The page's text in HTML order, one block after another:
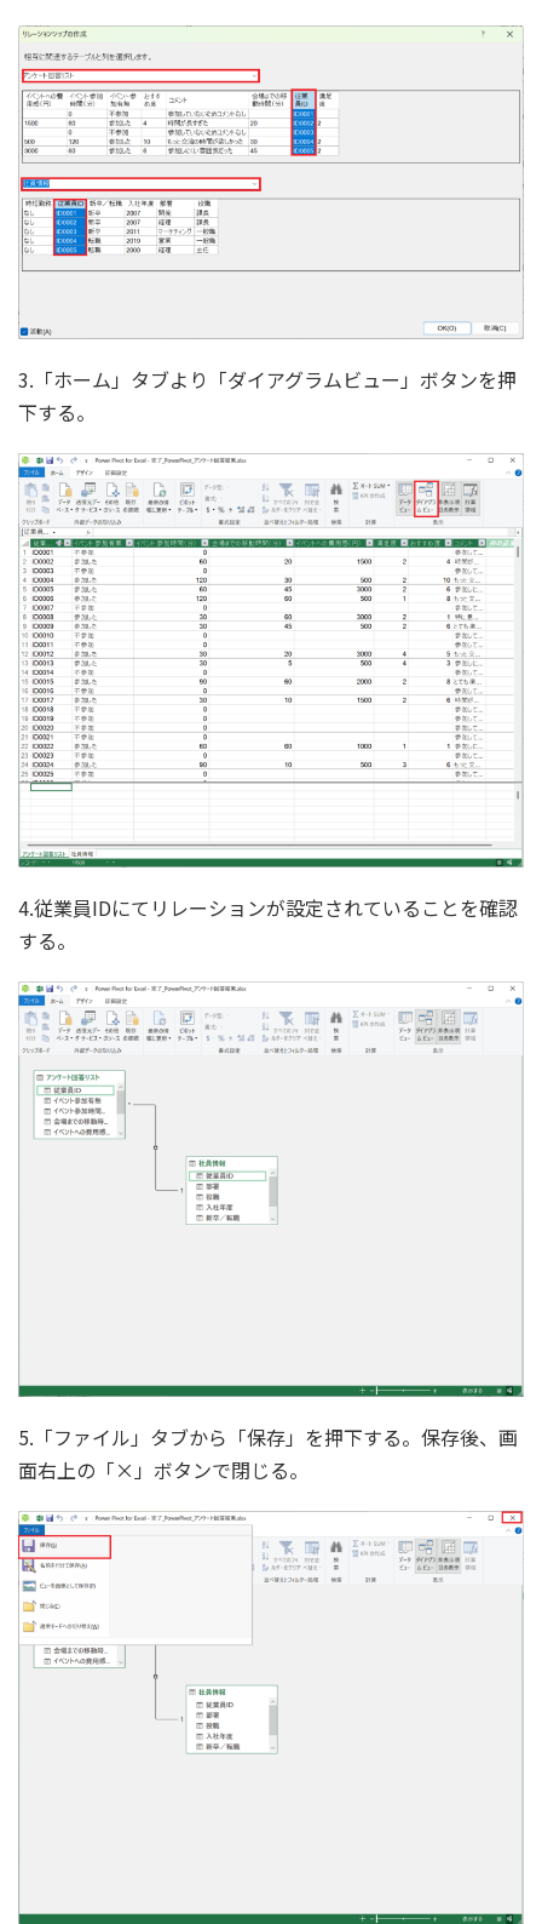
3.「ホーム」タブより「ダイアグラムビュー」ボタンを押
下する。
4.従業員IDにてリレーションが設定されていることを確認
する。
5.「ファイル」タブから「保存」を押下する。保存後、画
面右上の「×」ボタンで閉じる。